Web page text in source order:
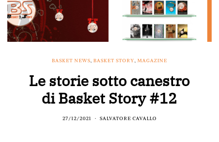
BASKET NEWS, BASKET STORY, MAGAZINE
Le storie sotto canestro
di Basket Story #12
27/12/2021 SALVATORE CAVALLO